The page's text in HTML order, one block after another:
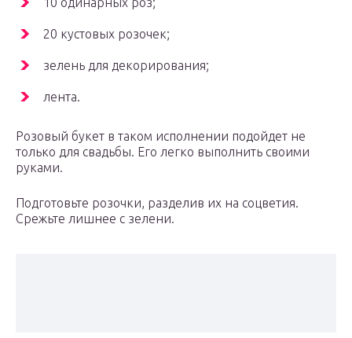
20 кустовых розочек;
зелень для декорирования;
лента.
Розовый букет в таком исполнении подойдет не
только для свадьбы. Его легко выполнить своими
руками.
Подготовьте розочки, разделив их на соцветия.
Срежьте лишнее с зелени.